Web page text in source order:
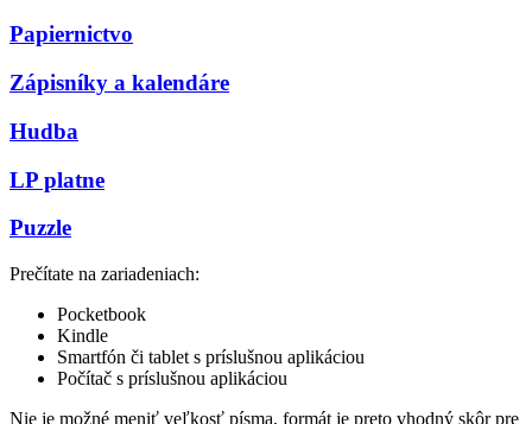
Papiernictvo
Zápisníky a kalendáre
Hudba
LP platne
Puzzle
Prečítate na zariadeniach:
Pocketbook
Kindle
Smartfón či tablet s príslušnou aplikáciou
Počítač s príslušnou aplikáciou
Nie je možné meniť veľkosť písma, formát je preto vhodný skôr pre